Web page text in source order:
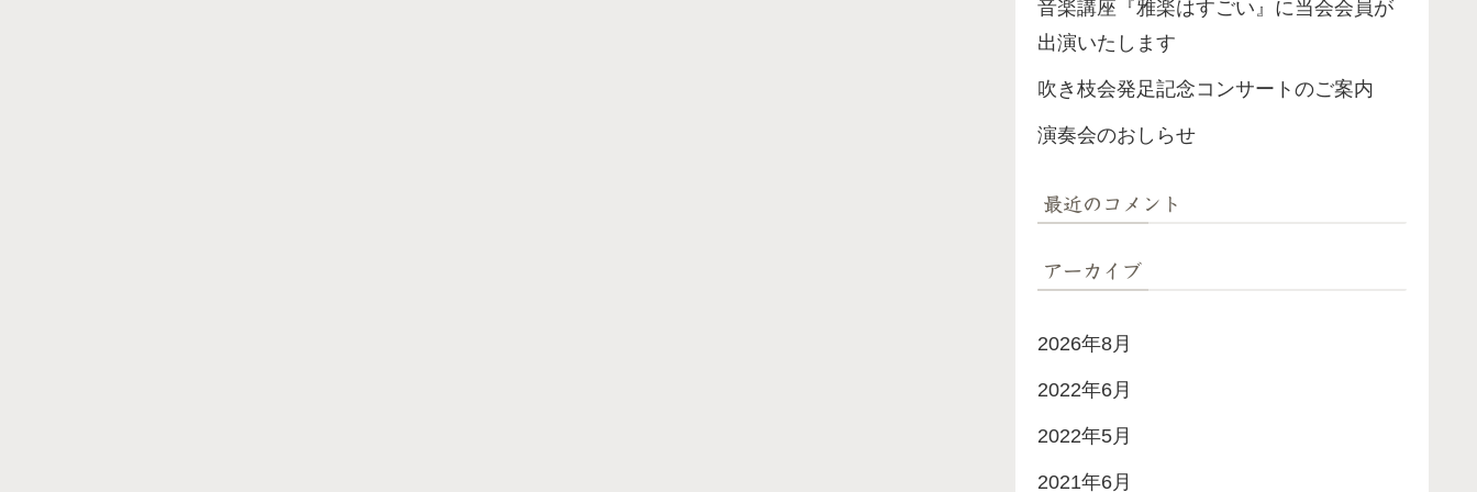
音楽講座『雅楽はすごい』に当会会員が
出演いたします
吹き枝会発足記念コンサートのご案内
演奏会のおしらせ
最近のコメント
アーカイブ
2026年8月
2022年6月
2022年5月
2021年6月